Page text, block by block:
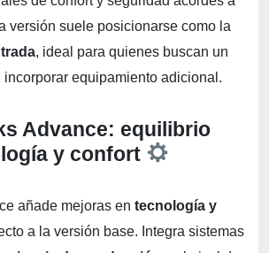
versión suele posicionarse como la
, ideal para quienes buscan un
incorporar equipamiento adicional.
Advance: equilibrio
y confort
añade mejoras en tecnología y
a la versión base. Integra sistemas